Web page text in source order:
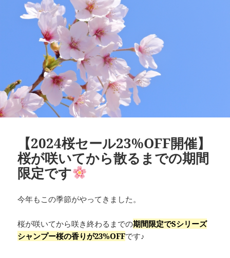
【2024桜セール23%OFF開催】
桜が咲いてから散るまでの期間
限定です
今年もこの季節がやってきました。
桜が咲いてから咲き終わるまでの期間限定でSシリーズ
シャンプー桜の香りが23%OFFです♪